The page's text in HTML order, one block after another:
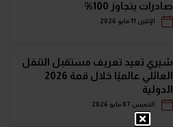
صادرات يتجاوز 100%
الإثنين 11 مايو 2026
شيري تعيد تعريف مستقبل التنقل
العائلي عالميًا خلال قمة 2026
الدولية
الخميس 07 مايو 2026